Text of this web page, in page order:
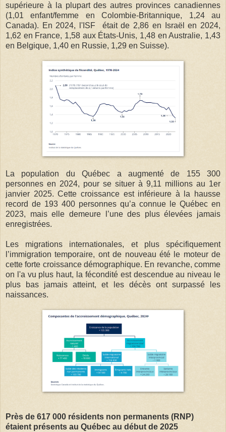
supérieure à la plupart des autres provinces canadiennes
(1,01 enfant/femme en Colombie-Britannique, 1,24 au
Canada). En 2024, l'ISF était de 2,86 en Israël en 2024,
1,62 en France, 1,58 aux États-Unis, 1,48 en Australie, 1,43
en Belgique, 1,40 en Russie, 1,29 en Suisse).
La population du Québec a augmenté de 155 300
personnes en 2024, pour se situer à 9,11 millions au 1er
janvier 2025. Cette croissance est inférieure à la hausse
record de 193 400 personnes qu’a connue le Québec en
2023, mais elle demeure l’une des plus élevées jamais
enregistrées.
Les migrations internationales, et plus spécifiquement
l’immigration temporaire, ont de nouveau été le moteur de
cette forte croissance démographique. En revanche, comme
on l'a vu plus haut, la fécondité est descendue au niveau le
plus bas jamais atteint, et les décès ont surpassé les
naissances.
Près de 617 000 résidents non permanents (RNP)
étaient présents au Québec au début de 2025